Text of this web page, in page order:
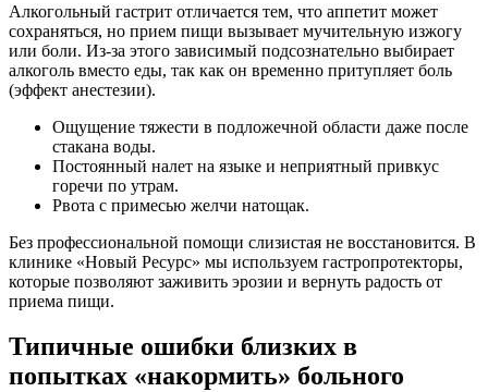
Алкогольный гастрит отличается тем, что аппетит может
сохраняться, но прием пищи вызывает мучительную изжогу
или боли. Из-за этого зависимый подсознательно выбирает
алкоголь вместо еды, так как он временно притупляет боль
(эффект анестезии).
Ощущение тяжести в подложечной области даже после
стакана воды.
Постоянный налет на языке и неприятный привкус
горечи по утрам.
Рвота с примесью желчи натощак.
Без профессиональной помощи слизистая не восстановится. В
клинике «Новый Ресурс» мы используем гастропротекторы,
которые позволяют заживить эрозии и вернуть радость от
приема пищи.
Типичные ошибки близких в
попытках «накормить» больного